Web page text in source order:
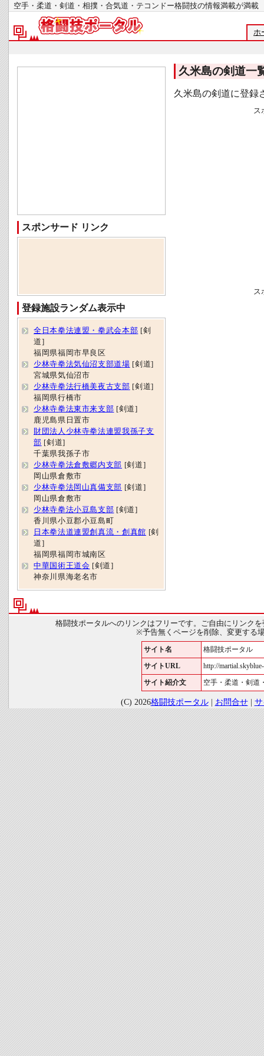
空手・柔道・剣道・相撲・合気道・テコンドー格闘技の情報満載が
ホ
久米島の剣道一
久米島の剣道に登録
ス
ス
スポンサード リンク
登録施設ランダム表示中
全日本拳法連盟・拳武会本部 [剣
道]
福岡県福岡市早良区
少林寺拳法気仙沼支部道場 [剣道]
宮城県気仙沼市
少林寺拳法行橋美夜古支部 [剣道]
福岡県行橋市
少林寺拳法東市来支部 [剣道]
鹿児島県日置市
財団法人少林寺拳法連盟我孫子支
部 [剣道]
千葉県我孫子市
少林寺拳法倉敷郷内支部 [剣道]
岡山県倉敷市
少林寺拳法岡山真備支部 [剣道]
岡山県倉敷市
少林寺拳法小豆島支部 [剣道]
香川県小豆郡小豆島町
日本拳法道連盟創真流・創真館 [剣
道]
福岡県福岡市城南区
中華国術王道会 [剣道]
神奈川県海老名市
格闘技ポータルへのリンクはフリーです。ご自由にリンク
※予告無くページを削除、変更する
サイト名 格闘技ポータル
サイトURL http://
サイト紹介文 空手・柔道・剣道
(C) 2026格闘技ポータル| お問合せ|